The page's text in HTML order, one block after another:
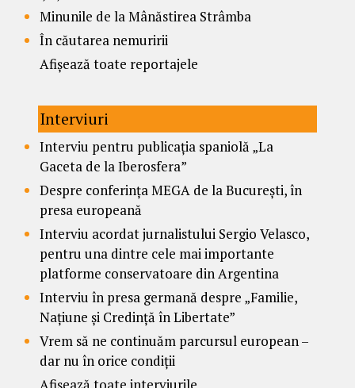
Minunile de la Mânăstirea Strâmba
În căutarea nemuririi
Afișează toate reportajele
Interviuri
Interviu pentru publicația spaniolă „La
Gaceta de la Iberosfera”
Despre conferința MEGA de la București, în
presa europeană
Interviu acordat jurnalistului Sergio Velasco,
pentru una dintre cele mai importante
platforme conservatoare din Argentina
Interviu în presa germană despre „Familie,
Națiune și Credință în Libertate”
Vrem să ne continuăm parcursul european –
dar nu în orice condiții
Afișează toate interviurile